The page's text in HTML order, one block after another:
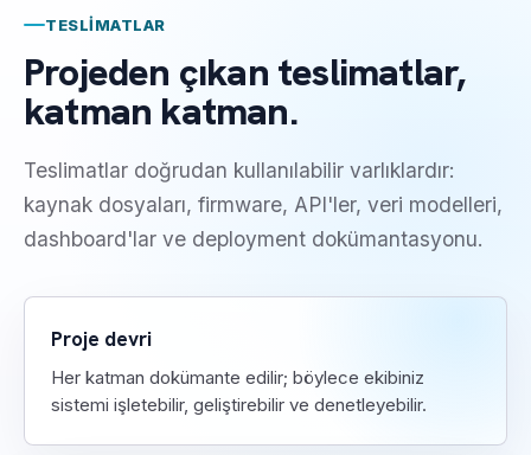
TESLIMATLAR
Projeden çıkan teslimatlar,
katman katman.
Teslimatlar doğrudan kullanılabilir varlıklardır:
kaynak dosyaları, firmware, API'ler, veri modelleri,
dashboard'lar ve deployment dokümantasyonu.
Proje devri
Her katman dokümante edilir; böylece ekibiniz
sistemi işletebilir, geliştirebilir ve denetleyebilir.